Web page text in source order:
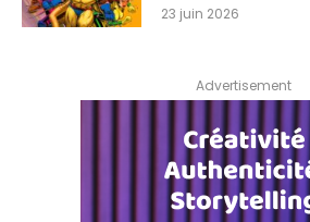
23 juin 2026
Advertisement